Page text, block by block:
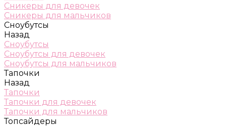
Сникеры для девочек
Сникеры для мальчиков
Сноубутсы
Назад
Сноубутсы
Сноубутсы для девочек
Сноубутсы для мальчиков
Тапочки
Назад
Тапочки
Тапочки для девочек
Тапочки для мальчиков
Топсайдеры